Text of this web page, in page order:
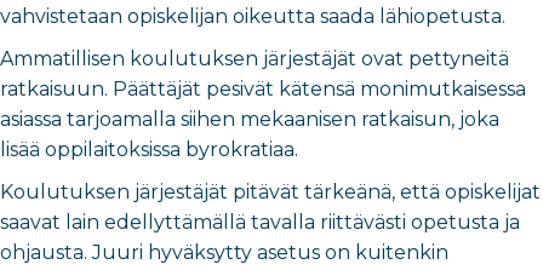
vahvistetaan opiskelijan oikeutta saada lähiopetusta.
Ammatillisen koulutuksen järjestäjät ovat pettyneitä
ratkaisuun. Päättäjät pesivät kätensä monimutkaisessa
asiassa tarjoamalla siihen mekaanisen ratkaisun, joka
lisää oppilaitoksissa byrokratiaa.
Koulutuksen järjestäjät pitävät tärkeänä, että opiskelijat
saavat lain edellyttämällä tavalla riittävästi opetusta ja
ohjausta. Juuri hyväksytty asetus on kuitenkin